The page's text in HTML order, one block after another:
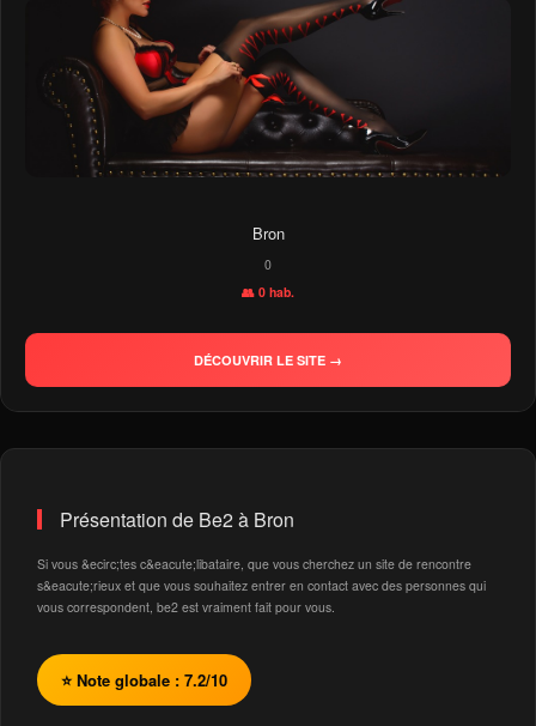
Bron
0
👥 0 hab.
DÉCOUVRIR LE SITE →
Présentation de Be2 à Bron
Si vous &ecirc;tes c&eacute;libataire, que vous cherchez un site de rencontre
s&eacute;rieux et que vous souhaitez entrer en contact avec des personnes qui
vous correspondent, be2 est vraiment fait pour vous.
⭐ Note globale : 7.2/10